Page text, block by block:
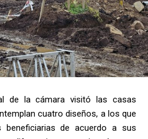
de la cámara visitó las casas
cuatro diseños, a los que
de acuerdo a sus